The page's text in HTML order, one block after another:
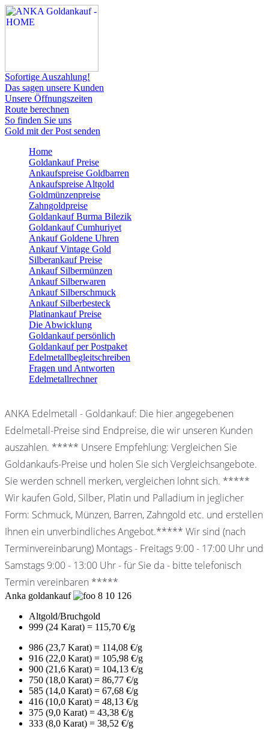
Sofortige Auszahlung!
Das sagen unsere Kunden
Unsere Öffnungszeiten
Route berechnen
So finden Sie uns
Gold mit der Post senden
Home
Goldankauf Preise
Ankaufspreise Goldbarren
Ankaufspreise Altgold
Goldmünzenpreise
Zahngoldpreise
Goldankauf Burma Bilezik
Goldankauf Cumhuriyet
Ankauf Goldene Uhren
Ankauf Vintage Gold
Silberankauf Preise
Ankauf Silbermünzen
Ankauf Silberwaren
Ankauf Silberschmuck
Ankauf Silberbesteck
Platinankauf Preise
Die Abwicklung
Goldankauf persönlich
Goldankauf per Postpaket
Edelmetallbegleitschreiben
Fragen und Antworten
Edelmetallrechner
ANKA Edelmetall - Goldankauf: Die hier angegebenen
Edelmetall-Preise sind Endpreise, die wir unseren Kunden
auszahlen. ***** Unsere Empfehlung: Vergleichen Sie
Goldankaufs-Preise und holen Sie sich Vergleichsangebote.
Sie werden schnell merken, vergleichen lohnt sich. *****
Wir kaufen Gold, Silber, Platin und Palladium in jeglicher
Form: Schmuck, Münzen, Barren, Zahngold etc. und erstellen
Ihnen ein unverbindliches Angebot.***** Wir sind (nach
Terminvereinbarung) Montags - Freitags 9:00 - 17:00 Uhr und
Samstags 9:00 - 13:00 Uhr - für Sie da - bitte telefonisch
Termin vereinbaren *****
Anka goldankauf 8 10 126
Altgold/Bruchgold
999 (24 Karat) = 115,70 €/g
986 (23,7 Karat) = 114,08 €/g
916 (22,0 Karat) = 105,98 €/g
900 (21,6 Karat) = 104,13 €/g
750 (18,0 Karat) = 86,77 €/g
585 (14,0 Karat) = 67,68 €/g
416 (10,0 Karat) = 48,13 €/g
375 (9,0 Karat) = 43,38 €/g
333 (8,0 Karat) = 38,52 €/g